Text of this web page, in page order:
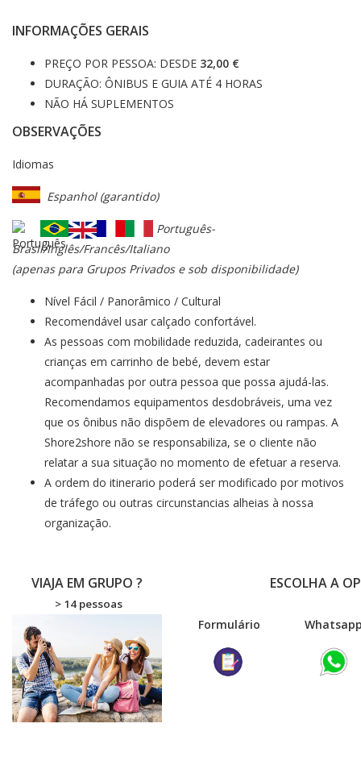
INFORMAÇÕES GERAIS
PREÇO POR PESSOA: DESDE 32,00 €
DURAÇÃO: ÔNIBUS E GUIA ATÉ 4 HORAS
NÃO HÁ SUPLEMENTOS
OBSERVAÇÕES
Idiomas
Espanhol (garantido)
Português-
Brasil/Inglês/Francês/Italiano
(apenas para Grupos Privados e sob disponibilidade)
Nível Fácil / Panorâmico / Cultural
Recomendável usar calçado confortável.
As pessoas com mobilidade reduzida, cadeirantes ou
crianças em carrinho de bebé, devem estar
acompanhadas por outra pessoa que possa ajudá-las.
Recomendamos equipamentos desdobráveis, uma vez
que os ônibus não dispõem de elevadores ou rampas. A
Shore2shore não se responsabiliza, se o cliente não
relatar a sua situação no momento de efetuar a reserva.
A ordem do itinerario poderá ser modificado por motivos
de tráfego ou outras circunstancias alheias à nossa
organização.
VIAJA EM GRUPO ? ESCOLHA A
> 14 pessoas
Formulário Wha